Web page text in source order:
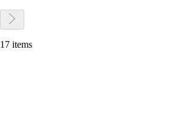
17 items